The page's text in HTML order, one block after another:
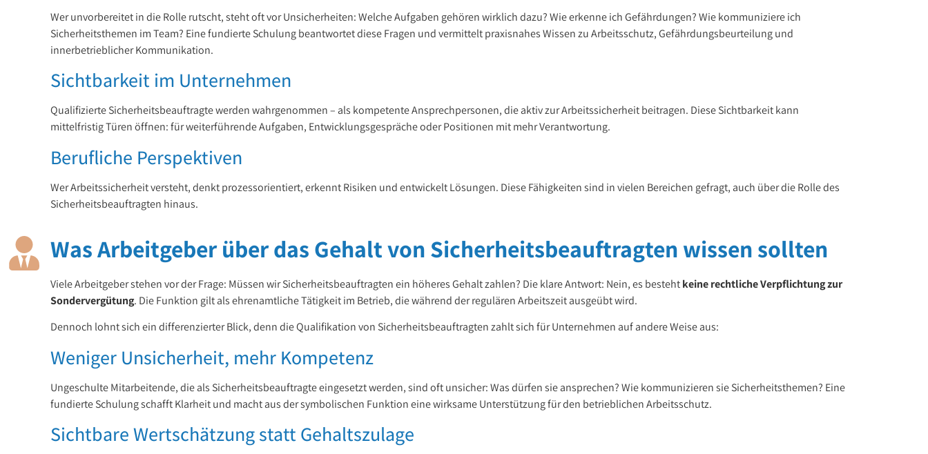
Wer unvorbereitet in die Rolle rutscht, steht oft vor Unsicherheiten: Welche Aufgaben gehören wirklich dazu? Wie erkenne ich Gefährdungen? Wie kommuniziere ich
Sicherheitsthemen im Team? Eine fundierte Schulung beantwortet diese Fragen und vermittelt praxisnahes Wissen zu Arbeitsschutz, Gefährdungsbeurteilung und
innerbetrieblicher Kommunikation.
Sichtbarkeit im Unternehmen
Qualifizierte Sicherheitsbeauftragte werden wahrgenommen – als kompetente Ansprechpersonen, die aktiv zur Arbeitssicherheit beitragen. Diese Sichtbarkeit kann
mittelfristig Türen öffnen: für weiterführende Aufgaben, Entwicklungsgespräche oder Positionen mit mehr Verantwortung.
Berufliche Perspektiven
Wer Arbeitssicherheit versteht, denkt prozessorientiert, erkennt Risiken und entwickelt Lösungen. Diese Fähigkeiten sind in vielen Bereichen gefragt, auch über die Rolle des
Sicherheitsbeauftragten hinaus.
Was Arbeitgeber über das Gehalt von Sicherheitsbeauftragten wissen sollten
Viele Arbeitgeber stehen vor der Frage: Müssen wir Sicherheitsbeauftragten ein höheres Gehalt zahlen? Die klare Antwort: Nein, es bestehtkeine rechtliche Verpflichtung zur
Sondervergütung. Die Funktion gilt als ehrenamtliche Tätigkeit im Betrieb, die während der regulären Arbeitszeit ausgeübt wird.
Dennoch lohnt sich ein differenzierter Blick, denn die Qualifikation von Sicherheitsbeauftragten zahlt sich für Unternehmen auf andere Weise aus:
Weniger Unsicherheit, mehr Kompetenz
Ungeschulte Mitarbeitende, die als Sicherheitsbeauftragte eingesetzt werden, sind oft unsicher: Was dürfen sie ansprechen? Wie kommunizieren sie Sicherheitsthemen? Eine
fundierte Schulung schafft Klarheit und macht aus der symbolischen Funktion eine wirksame Unterstützung für den betrieblichen Arbeitsschutz.
Sichtbare Wertschätzung statt Gehaltszulage